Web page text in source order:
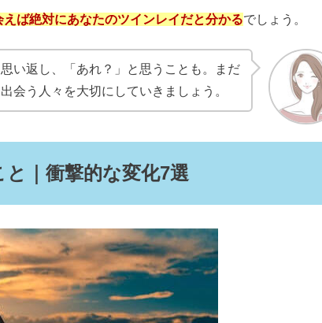
効果は？強すぎる不思議体験も
に来る？決めていることとは？
て、いくつかピックアップしました。